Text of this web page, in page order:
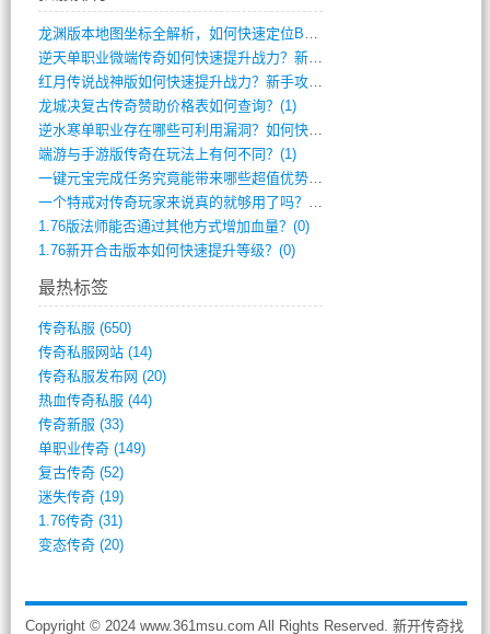
龙渊版本地图坐标全解析，如何快速定位BO(3)
逆天单职业微端传奇如何快速提升战力？新手(2)
红月传说战神版如何快速提升战力？新手攻略(2)
龙城决复古传奇赞助价格表如何查询？(1)
逆水寒单职业存在哪些可利用漏洞？如何快速(1)
端游与手游版传奇在玩法上有何不同？(1)
一键元宝完成任务究竟能带来哪些超值优势？(0)
一个特戒对传奇玩家来说真的就够用了吗？(0)
1.76版法师能否通过其他方式增加血量？(0)
1.76新开合击版本如何快速提升等级？(0)
最热标签
传奇私服 (650)
传奇私服网站(14)
传奇私服发布网 (20)
热血传奇私服 (44)
传奇新服 (33)
单职业传奇(149)
复古传奇(52)
迷失传奇(19)
1.76传奇(31)
变态传奇(20)
Copyright © 2024 www.361msu.com All Rights Reserved. 新开传奇找